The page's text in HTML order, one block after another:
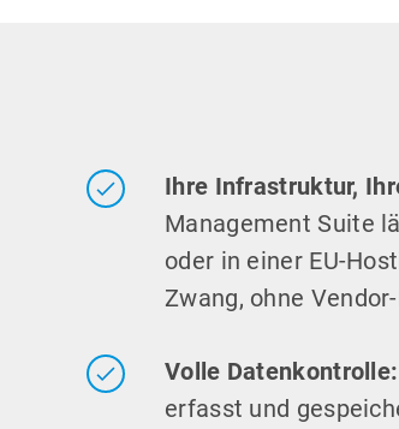
Ihre Infrastruktur,
Management Suite
oder in einer EU-
Zwang, ohne
Volle Datenkontrolle:
erfasst und